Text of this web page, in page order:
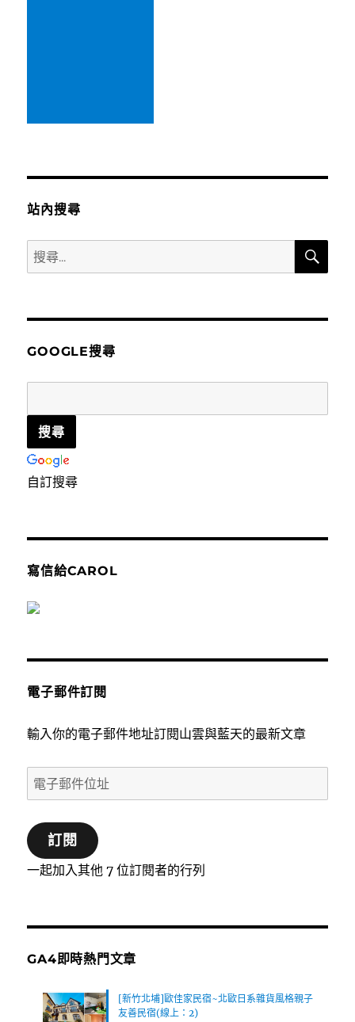
站內搜尋
搜
尋
鍵
搜
GOOGLE搜尋
自訂搜尋
寫信給CAROL
電子郵件訂閱
輸入你的電子郵件地址訂閱山雲與藍天的最新文章
電
子
郵
件
位
訂閱
一起加入其他 7 位訂閱者的行列
GA4即時熱門文章
[新竹北埔]歐佳家民宿~北歐日系雜貨風格親子
友善民宿(線上：2)